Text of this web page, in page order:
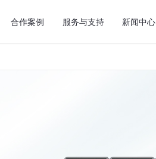
合作案例 服务与支持 新闻中心